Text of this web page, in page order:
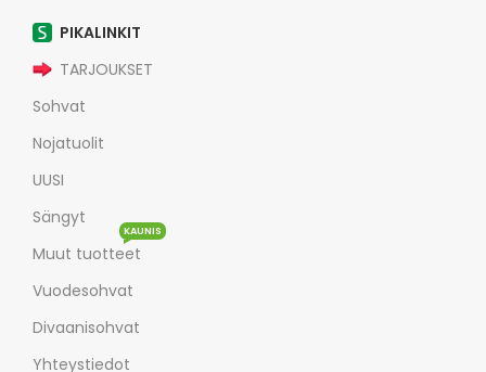
PIKALINKIT
TARJOUKSET
Sohvat
Nojatuolit
UUSI
Sängyt
Muut tuotteet
KAUNIS
Vuodesohvat
Divaanisohvat
Yhteystiedot